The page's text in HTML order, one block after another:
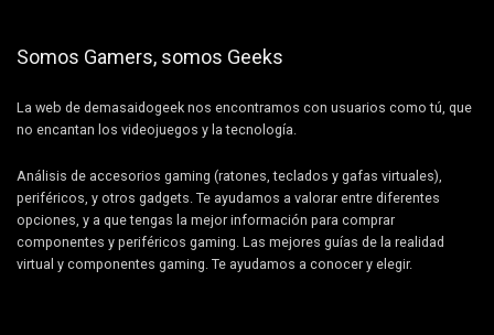
Somos Gamers, somos Geeks
La web de demasaidogeek nos encontramos con usuarios como tú, que
no encantan los videojuegos y la tecnología.
Análisis de accesorios gaming (ratones, teclados y gafas virtuales),
periféricos, y otros gadgets. Te ayudamos a valorar entre diferentes
opciones, y a que tengas la mejor información para comprar
componentes y periféricos gaming. Las mejores guías de la realidad
virtual y componentes gaming. Te ayudamos a conocer y elegir.